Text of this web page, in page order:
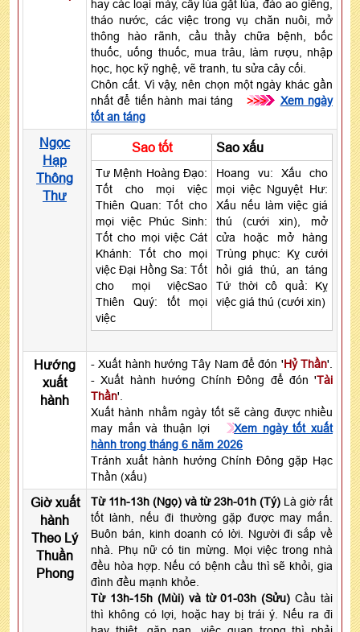
hay các loại máy, cấy lúa gặt lúa, đào ao giếng,
tháo nước, các việc trong vụ chăn nuôi, mở
thông hào rãnh, cầu thầy chữa bệnh, bốc
thuốc, uống thuốc, mua trâu, làm rượu, nhập
học, học kỹ nghệ, vẽ tranh, tu sửa cây cối.
Chôn cất. Vì vậy, nên chọn một ngày khác gần
nhất để tiến hành mai táng
>>>
Xem ngày
tốt an táng
Ngọc
Hạp
Thông
Thư
Sao tốt Sao xấu
Tư Mệnh Hoàng Đạo:
Tốt cho mọi việc
Thiên Quan: Tốt cho
mọi việc Phúc Sinh:
Tốt cho mọi việc Cát
Khánh: Tốt cho mọi
việc Đại Hồng Sa: Tốt
cho mọi việcSao
Thiên Quý: tốt mọi
việc
Hoang vu: Xấu cho
mọi việc Nguyệt Hư:
Xấu nếu làm việc giá
thú (cưới xin), mở
cửa hoặc mở hàng
Trùng phục: Kỵ cưới
hỏi giá thú, an táng
Tứ thời cô quả: Kỵ
việc giá thú (cưới xin)
Hướng
xuất
hành
- Xuất hành hướng Tây Nam để đón 'Hỷ Thần'.
- Xuất hành hướng Chính Đông để đón 'Tài
Thần'.
Xuất hành nhằm ngày tốt sẽ càng được nhiều
may mắn và thuận lợi
Xem ngày tốt xuất
hành trong tháng 6 năm 2026
Tránh xuất hành hướng Chính Đông gặp Hạc
Thần (xấu)
Giờ xuất
hành
Theo Lý
Thuần
Phong
Từ 11h-13h (Ngọ) và từ 23h-01h (Tý) Là giờ rất
tốt lành, nếu đi thường gặp được may mắn.
Buôn bán, kinh doanh có lời. Người đi sắp về
nhà. Phụ nữ có tin mừng. Mọi việc trong nhà
đều hòa hợp. Nếu có bệnh cầu thì sẽ khỏi, gia
đình đều mạnh khỏe.
Từ 13h-15h (Mùi) và từ 01-03h (Sửu) Cầu tài
thì không có lợi, hoặc hay bị trái ý. Nếu ra đi